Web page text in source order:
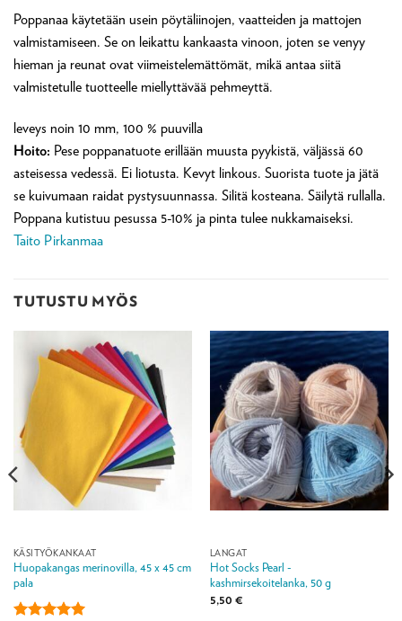
Poppanaa käytetään usein pöytäliinojen, vaatteiden ja mattojen
valmistamiseen. Se on leikattu kankaasta vinoon, joten se venyy
hieman ja reunat ovat viimeistelemättömät, mikä antaa siitä
valmistetulle tuotteelle miellyttävää pehmeyttä.
leveys noin 10 mm, 100 % puuvilla
Hoito: Pese poppanatuote erillään muusta pyykistä, väljässä 60
asteisessa vedessä. Ei liotusta. Kevyt linkous. Suorista tuote ja jätä
se kuivumaan raidat pystysuunnassa. Silitä kosteana. Säilytä rullalla.
Poppana kutistuu pesussa 5-10% ja pinta tulee nukkamaiseksi.
Taito Pirkanmaa
TUTUSTU MYÖS
KÄSITYÖKANKAAT
Huopakangas merinovilla, 45 x 45 cm
pala
LANGAT
Hot Socks Pearl -
kashmirsekoitelanka, 50 g
5,50 €